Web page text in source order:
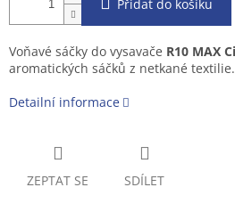
Přidat do košíku
Voňavé sáčky do vysavače R10 MAX
aromatických sáčků z netkané textilie.
Detailní informace
ZEPTAT SE SDÍLET